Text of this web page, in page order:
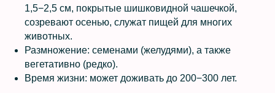
1,5−2,5 см, покрытые шишковидной чашечкой,
созревают осенью, служат пищей для многих
животных.
Размножение: семенами (желудями), а также
вегетативно (редко).
Время жизни: может доживать до 200−300 лет.